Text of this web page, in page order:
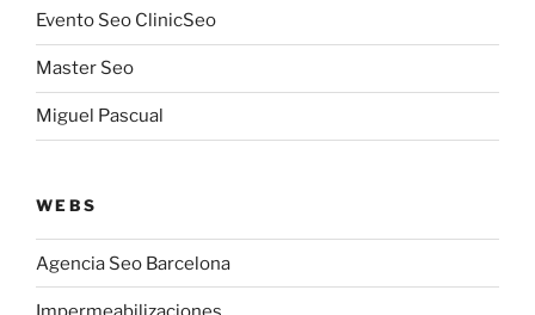
Evento Seo ClinicSeo
Master Seo
Miguel Pascual
WEBS
Agencia Seo Barcelona